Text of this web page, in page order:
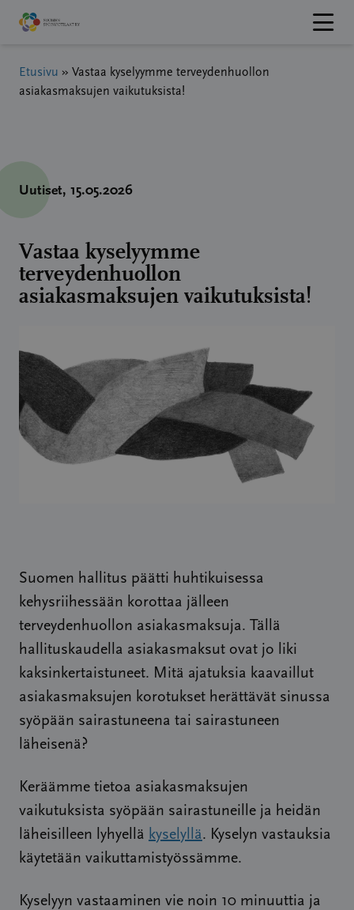
Hyppää
sisältöön
Etusivu » Vastaa kyselyymme terveydenhuollon
asiakasmaksujen vaikutuksista!
Uutiset, 15.05.2026
Vastaa kyselyymme
terveydenhuollon
asiakasmaksujen vaikutuksista!
Suomen hallitus päätti huhtikuisessa
kehysriihessään korottaa jälleen
terveydenhuollon asiakasmaksuja. Tällä
hallituskaudella asiakasmaksut ovat jo liki
kaksinkertaistuneet. Mitä ajatuksia kaavaillut
asiakasmaksujen korotukset herättävät sinussa
syöpään sairastuneena tai sairastuneen
läheisenä?
Keräämme tietoa asiakasmaksujen
vaikutuksista syöpään sairastuneille ja heidän
läheisilleen lyhyellä kyselyllä. Kyselyn vastauksia
käytetään vaikuttamistyössämme.
Kyselyyn vastaaminen vie noin 10 minuuttia ja